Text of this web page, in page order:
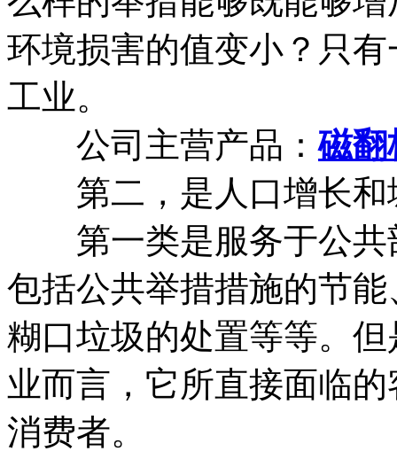
环境损害的值变小？只
工业。
公司主营产品：磁翻
第二，是人口增长和
第一类是服务于公共
包括公共举措措施的节
糊口垃圾的处置等等。
业而言，它所直接面临
消费者。